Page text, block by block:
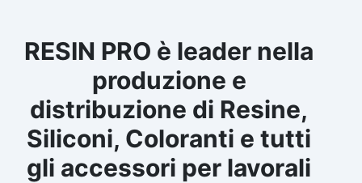
RESIN PRO è leader nella
produzione e
distribuzione di Resine,
Siliconi, Coloranti e tutti
gli accessori per lavorali